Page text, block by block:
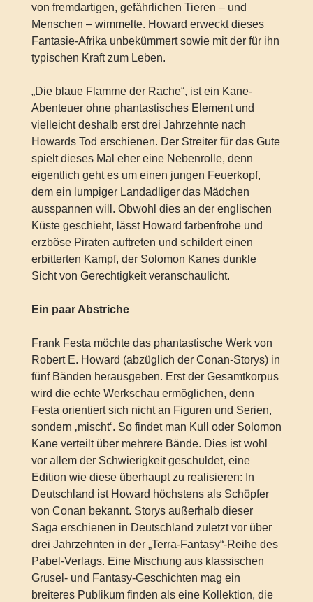
von fremdartigen, gefährlichen Tieren – und
Menschen – wimmelte. Howard erweckt dieses
Fantasie-Afrika unbekümmert sowie mit der für ihn
typischen Kraft zum Leben.
„Die blaue Flamme der Rache“, ist ein Kane-
Abenteuer ohne phantastisches Element und
vielleicht deshalb erst drei Jahrzehnte nach
Howards Tod erschienen. Der Streiter für das Gute
spielt dieses Mal eher eine Nebenrolle, denn
eigentlich geht es um einen jungen Feuerkopf,
dem ein lumpiger Landadliger das Mädchen
ausspannen will. Obwohl dies an der englischen
Küste geschieht, lässt Howard farbenfrohe und
erzböse Piraten auftreten und schildert einen
erbitterten Kampf, der Solomon Kanes dunkle
Sicht von Gerechtigkeit veranschaulicht.
Ein paar Abstriche
Frank Festa möchte das phantastische Werk von
Robert E. Howard (abzüglich der Conan-Storys) in
fünf Bänden herausgeben. Erst der Gesamtkorpus
wird die echte Werkschau ermöglichen, denn
Festa orientiert sich nicht an Figuren und Serien,
sondern ‚mischt‘. So findet man Kull oder Solomon
Kane verteilt über mehrere Bände. Dies ist wohl
vor allem der Schwierigkeit geschuldet, eine
Edition wie diese überhaupt zu realisieren: In
Deutschland ist Howard höchstens als Schöpfer
von Conan bekannt. Storys außerhalb dieser
Saga erschienen in Deutschland zuletzt vor über
drei Jahrzehnten in der „Terra-Fantasy“-Reihe des
Pabel-Verlags. Eine Mischung aus klassischen
Grusel- und Fantasy-Geschichten mag ein
breiteres Publikum finden als eine Kollektion, die